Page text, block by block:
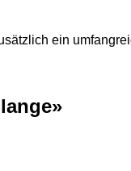
ein